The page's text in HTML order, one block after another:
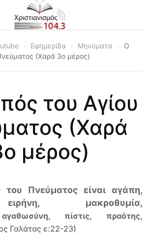
content
Εφημερίδα Μηνύματα
Ο
(Χαρά 3ο μέρος)
του Αγίου
(Χαρά
μέρος)
Πνεύματος είναι αγάπη,
μακροθυμία,
αγαθωσύνη, πίστις, πραότης,
Γαλάτας ε:22-23)